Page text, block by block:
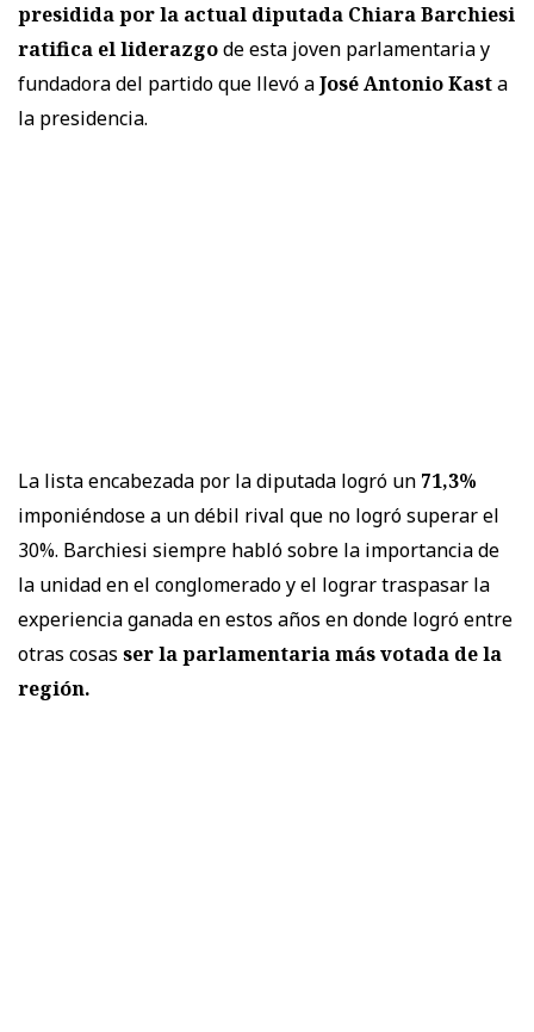
presidida por la actual diputada Chiara Barchiesi
ratifica el liderazgode esta joven parlamentaria y
fundadora del partido que llevó aJosé Antonio Kasta
la presidencia.
La lista encabezada por la diputada logró un 71,3%
imponiéndose a un débil rival que no logró superar el
30%. Barchiesi siempre habló sobre la importancia de
la unidad en el conglomerado y el lograr traspasar la
experiencia ganada en estos años en donde logró entre
otras cosas ser la parlamentaria más votada de la
región.